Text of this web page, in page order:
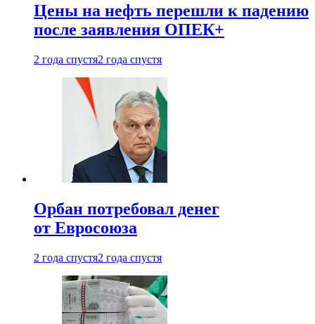
Цены на нефть перешли к падению
после заявления ОПЕК+
2 года спустя2 года спустя
Орбан потребовал денег
от Евросоюза
2 года спустя2 года спустя